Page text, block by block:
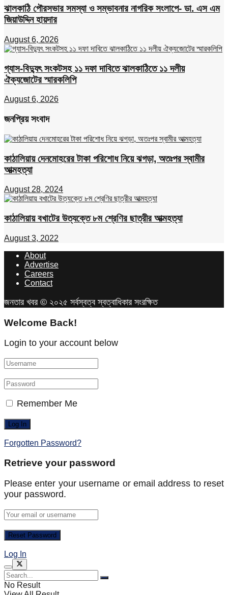
ঝালকাঠি পৌরসভার সমস্যা ও সম্ভাবনার নাগরিক সংলাপে- ডা. এস এম
জিয়াউদ্দিন হায়দার
August 6, 2026
গ্যাস-বিদ্যুৎ সংকটসহ ১১ দফা দাবিতে ঝালকাঠিতে ১১ দলীয়
ঐক্যজোটের স্মারকলিপি
August 6, 2026
জনপ্রিয় সংবাদ
কাঠালিয়ায় দেনমোহরের টাকা পরিশোধ নিয়ে ঝগড়া, অতঃপর স্বামীর
আত্মহত্যা
August 28, 2024
কাঠালিয়ায় বখাটের উত্যক্তে ৮ম শ্রেণির ছাত্রীর আত্মহত্যা
August 3, 2022
About
Advertise
Careers
Contact
জনতার খবর © ২০২৫ সর্বস্বত্ব স্বত্বাধিকার সংরক্ষিত
Welcome Back!
Login to your account below
Remember Me
Forgotten Password?
Retrieve your password
Please enter your username or email address to reset
your password.
Log In
No Result